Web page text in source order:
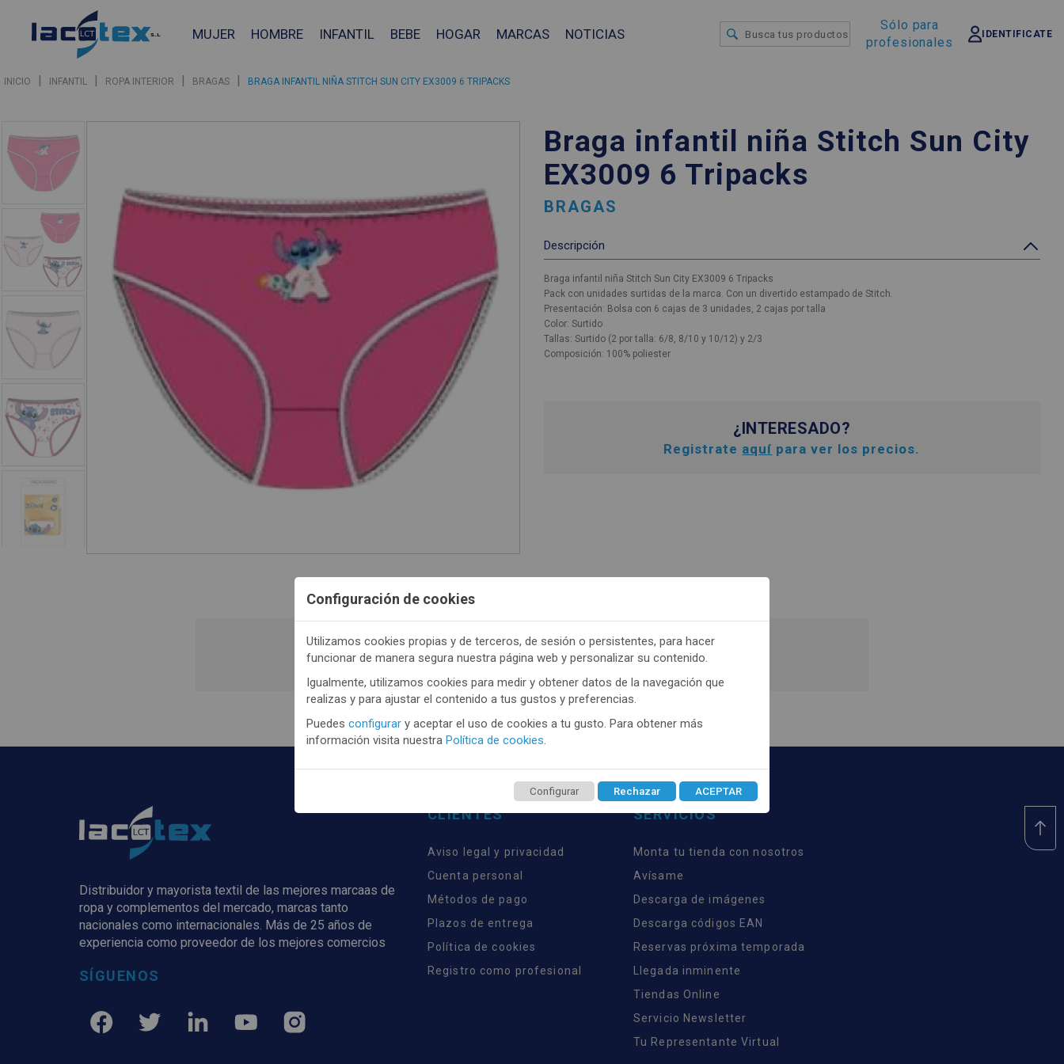
MUJER HOMBRE INFANTIL BEBE HOGAR MARCAS NOTICIAS
Sólo para
profesionales
IDENTIFICATE
INICIO | INFANTIL | ROPA INTERIOR | BRAGAS | BRAGA INFANTIL NIÑA STITCH SUN CITY EX3009 6 TRIPACKS
Braga infantil niña Stitch Sun City
EX3009 6 Tripacks
BRAGAS
Descripción
Braga infantil niña Stitch Sun City EX3009 6 Tripacks
Pack con unidades surtidas de la marca. Con un divertido estampado de Stitch.
Presentación: Bolsa con 6 cajas de 3 unidades, 2 cajas por talla
Color: Surtido
Tallas: Surtido (2 por talla: 6/8, 8/10 y 10/12) y 2/3
Composición: 100% poliester
¿INTERESADO?
Registrate aquí para ver los precios.
TENEMOS MUCHOS MÁS !
Registrateaquípara poder ver todo el contenido y los precios.
Distribuidor y mayorista textil de las mejores marcaas de
ropa y complementos del mercado, marcas tanto
nacionales como internacionales. Más de 25 años de
experiencia como proveedor de los mejores comercios
SÍGUENOS
CLIENTES
Aviso legal y privacidad
Cuenta personal
Métodos de pago
Plazos de entrega
Política de cookies
Registro como profesional
SERVICIOS
Monta tu tienda con nosotros
Avísame
Descarga de imágenes
Descarga códigos EAN
Reservas próxima temporada
Llegada inminente
Tiendas Online
Servicio Newsletter
Tu Representante Virtual
Configuración de cookies
Utilizamos cookies propias y de terceros, de sesión o persistentes, para hacer
funcionar de manera segura nuestra página web y personalizar su contenido.
Igualmente, utilizamos cookies para medir y obtener datos de la navegación que
realizas y para ajustar el contenido a tus gustos y preferencias.
Puedes configurar y aceptar el uso de cookies a tu gusto. Para obtener más
información visita nuestra Política de cookies.
Configurar Rechazar ACEPTAR